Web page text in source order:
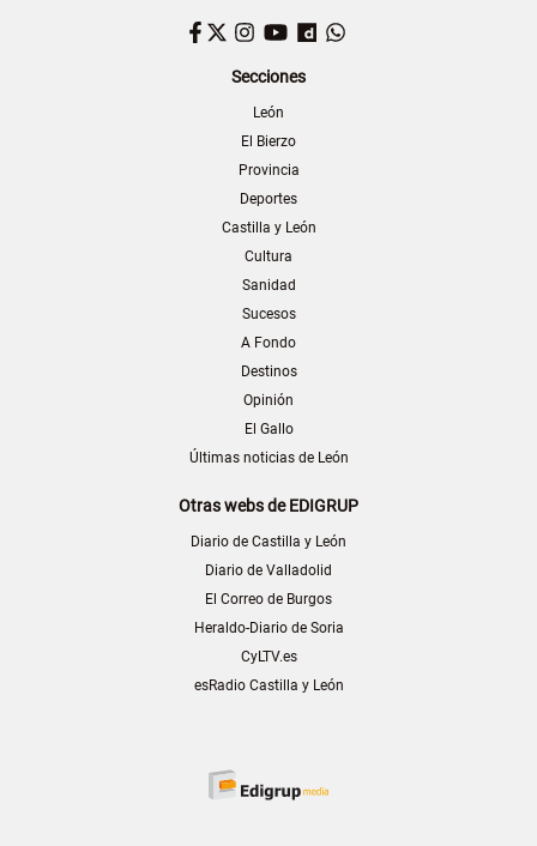
Facebook
TwitterInstagram
YouTubeDailymotion
Secciones
León
El Bierzo
Provincia
Deportes
Castilla y León
Cultura
Sanidad
Sucesos
A Fondo
Destinos
Opinión
El Gallo
Últimas noticias de León
Otras webs de EDIGRUP
Diario de Castilla y León
Diario de Valladolid
El Correo de Burgos
Heraldo-Diario de Soria
CyLTV.es
esRadio Castilla y León